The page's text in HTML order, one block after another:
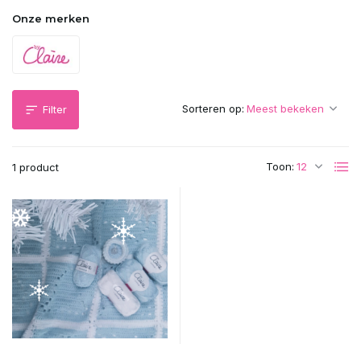
Onze merken
Filter
1 product Toon:
Sorteren op: